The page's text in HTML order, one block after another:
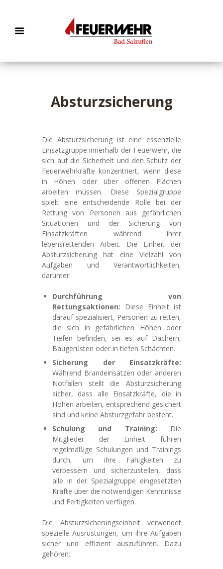
Absturzsicherung
Die Absturzsicherung ist eine essenzielle
Einsatzgruppe innerhalb der Feuerwehr, die
sich auf die Sicherheit und den Schutz der
Feuerwehrkräfte konzentriert, wenn diese
in Höhen oder über offenen Flächen
arbeiten müssen. Diese Spezialgruppe
spielt eine entscheidende Rolle bei der
Rettung von Personen aus gefährlichen
Situationen und der Sicherung von
Einsatzkräften während ihrer
lebensrettenden Arbeit. Die Einheit der
Absturzsicherung hat eine Vielzahl von
Aufgaben und Verantwortlichkeiten,
darunter:
Durchführung von
Rettungsaktionen: Diese Einheit ist
darauf spezialisiert, Personen zu retten,
die sich in gefährlichen Höhen oder
Tiefen befinden, sei es auf Dächern,
Baugerüsten oder in tiefen Schächten.
Sicherung der Einsatzkräfte:
Während Brandeinsätzen oder anderen
Notfällen stellt die Absturzsicherung
sicher, dass alle Einsatzkräfte, die in
Höhen arbeiten, entsprechend gesichert
sind und keine Absturzgefahr besteht.
Schulung und Training: Die
Mitglieder der Einheit führen
regelmäßige Schulungen und Trainings
durch, um ihre Fähigkeiten zu
verbessern und sicherzustellen, dass
alle in der Spezialgruppe eingesetzten
Kräfte über die notwendigen Kenntnisse
und Fertigkeiten verfügen.
Die Absturzsicherungseinheit verwendet
spezielle Ausrüstungen, um ihre Aufgaben
sicher und effizient auszuführen. Dazu
gehören: